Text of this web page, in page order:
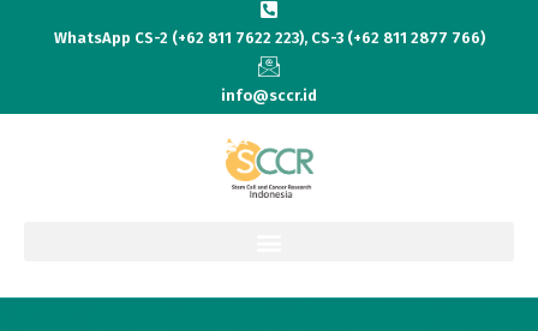
WhatsApp CS-2 (+62 811 7622 223), CS-3 (+62 811 2877 766)
info@sccr.id